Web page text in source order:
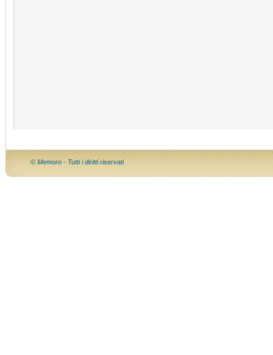
© Memoro - Tutti i diritti riservati